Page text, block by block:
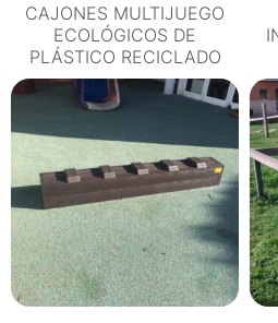
CAJONES MULTIJUEGO
ECOLÓGICOS DE
PLÁSTICO RECICLADO